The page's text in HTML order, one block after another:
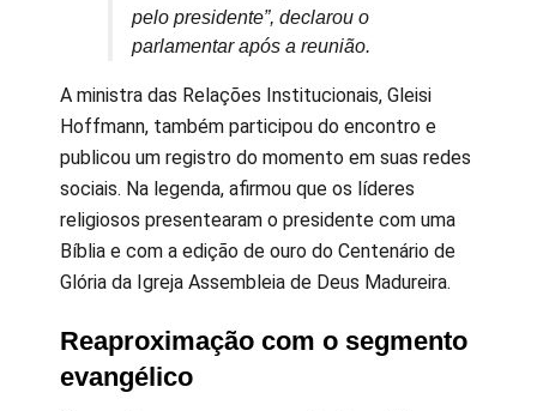
pelo presidente”, declarou o
parlamentar após a reunião.
A ministra das Relações Institucionais, Gleisi
Hoffmann, também participou do encontro e
publicou um registro do momento em suas redes
sociais. Na legenda, afirmou que os líderes
religiosos presentearam o presidente com uma
Bíblia e com a edição de ouro do Centenário de
Glória da Igreja Assembleia de Deus Madureira.
Reaproximação com o segmento
evangélico